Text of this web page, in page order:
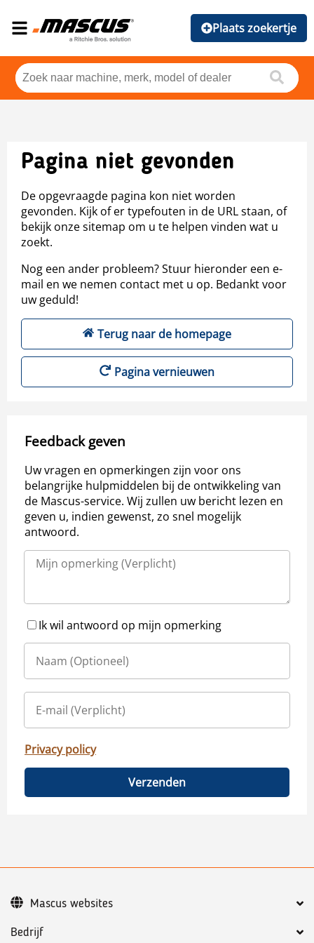
Plaats zoekertje
Pagina niet gevonden
De opgevraagde pagina kon niet worden
gevonden. Kijk of er typefouten in de URL staan, of
bekijk onze sitemap om u te helpen vinden wat u
zoekt.
Nog een ander probleem? Stuur hieronder een e-
mail en we nemen contact met u op. Bedankt voor
uw geduld!
Terug naar de homepage
Pagina vernieuwen
Feedback geven
Uw vragen en opmerkingen zijn voor ons
belangrijke hulpmiddelen bij de ontwikkeling van
de Mascus-service. Wij zullen uw bericht lezen en
geven u, indien gewenst, zo snel mogelijk
antwoord.
Ik wil antwoord op mijn opmerking
Privacy policy
Verzenden
Bedrijf
Mascus websites